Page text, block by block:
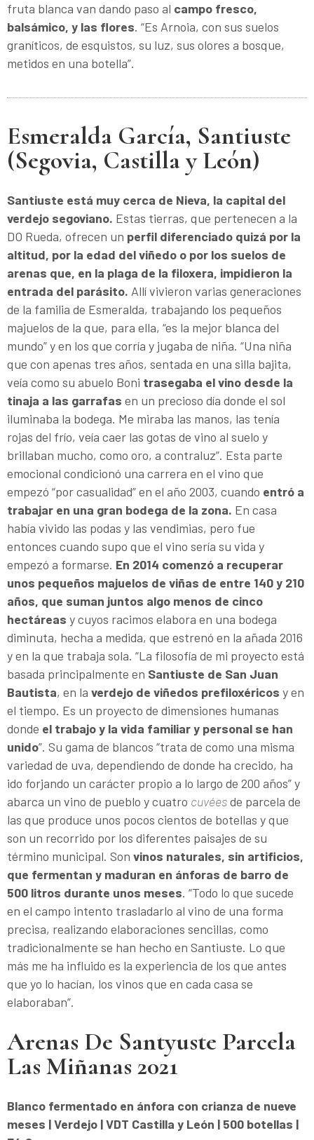
fruta blanca van dando paso al campo fresco,
balsámico, y las flores. “Es Arnoia, con sus suelos
graníticos, de esquistos, su luz, sus olores a bosque,
metidos en una botella”.
Esmeralda García, Santiuste
(Segovia, Castilla y León)
Santiuste está muy cerca de Nieva, la capital del
verdejo segoviano. Estas tierras, que pertenecen a la
DO Rueda, ofrecen un perfil diferenciado quizá por la
altitud, por la edad del viñedo o por los suelos de
arenas que, en la plaga de la filoxera, impidieron la
entrada del parásito. Allí vivieron varias generaciones
de la familia de Esmeralda, trabajando los pequeños
majuelos de la que, para ella, “es la mejor blanca del
mundo” y en los que corría y jugaba de niña. “Una niña
que con apenas tres años, sentada en una silla bajita,
veía como su abuelo Boni trasegaba el vino desde la
tinaja a las garrafas en un precioso día donde el sol
iluminaba la bodega. Me miraba las manos, las tenía
rojas del frío, veía caer las gotas de vino al suelo y
brillaban mucho, como oro, a contraluz”. Esta parte
emocional condicionó una carrera en el vino que
empezó “por casualidad” en el año 2003, cuando entró a
trabajar en una gran bodega de la zona. En casa
había vivido las podas y las vendimias, pero fue
entonces cuando supo que el vino sería su vida y
empezó a formarse. En 2014 comenzó a recuperar
unos pequeños majuelos de viñas de entre 140 y 210
años, que suman juntos algo menos de cinco
hectáreas y cuyos racimos elabora en una bodega
diminuta, hecha a medida, que estrenó en la añada 2016
y en la que trabaja sola. “La filosofía de mi proyecto está
basada principalmente en Santiuste de San Juan
Bautista, en la verdejo de viñedos prefiloxéricos y en
el tiempo. Es un proyecto de dimensiones humanas
donde el trabajo y la vida familiar y personal se han
unido”. Su gama de blancos “trata de como una misma
variedad de uva, dependiendo de donde ha crecido, ha
ido forjando un carácter propio a lo largo de 200 años” y
abarca un vino de pueblo y cuatro cuvéesde parcela de
las que produce unos pocos cientos de botellas y que
son un recorrido por los diferentes paisajes de su
término municipal. Son vinos naturales, sin artificios,
que fermentan y maduran en ánforas de barro de
500 litros durante unos meses. “Todo lo que sucede
en el campo intento trasladarlo al vino de una forma
precisa, realizando elaboraciones sencillas, como
tradicionalmente se han hecho en Santiuste. Lo que
más me ha influido es la experiencia de los que antes
que yo lo hacían, los vinos que en cada casa se
elaboraban”.
Arenas De Santyuste Parcela
Las Miñanas 2021
Blanco fermentado en ánfora con crianza de nueve
meses | Verdejo | VDT Castilla y León | 500 botellas |